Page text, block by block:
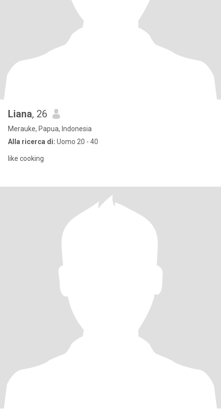
Liana, 26
Merauke, Papua, Indonesia
Alla ricerca di: Uomo 20 - 40
like cooking